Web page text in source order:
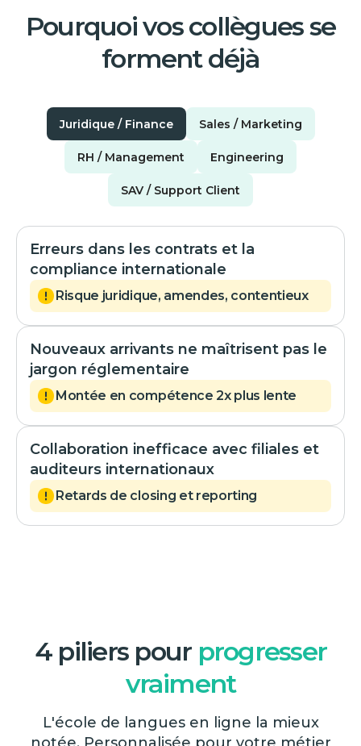
Pourquoi vos collègues se
forment déjà
Juridique / Finance Sales / Marketing
RH / Management Engineering
SAV / Support Client
Erreurs dans les contrats et la
compliance internationale
Risque juridique, amendes, contentieux
Nouveaux arrivants ne maîtrisent pas le
jargon réglementaire
Montée en compétence 2x plus lente
Collaboration inefficace avec filiales et
auditeurs internationaux
Retards de closing et reporting
4 piliers pour progresser
vraiment
L'école de langues en ligne la mieux